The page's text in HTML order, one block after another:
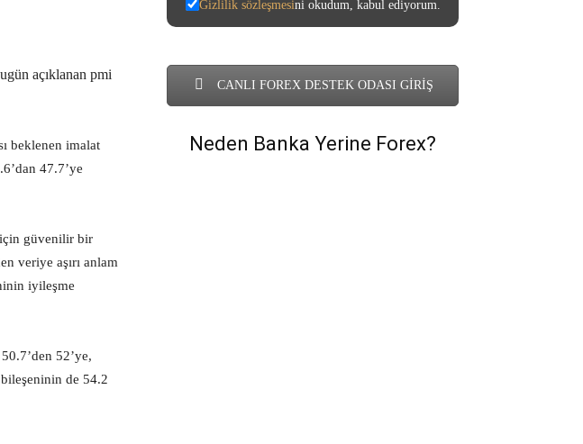
açıklanan pmi
beklenen imalat
47.7’ye
güvenilir bir
veriye aşırı anlam
iyileşme
52’ye,
de 54.2
Gizlilik sözleşmesini okudum, kabul ediyorum.
CANLI FOREX DESTEK ODASI GİRİŞ
Neden Banka Yerine Forex?